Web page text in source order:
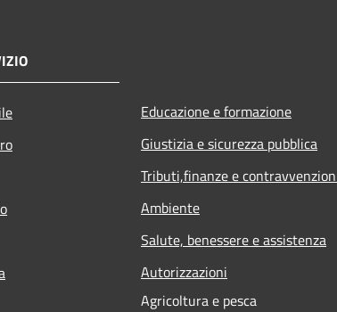
Educazione e formazione
Giustizia e sicurezza pubblica
Tributi,finanze e
Ambiente
Salute, benessere e assistenza
Autorizzazioni
Agricoltura e pesca